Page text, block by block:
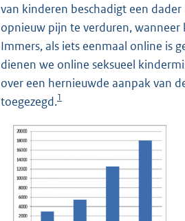
van kinderen beschadigt een
opnieuw pijn te verduren,
Immers, als iets eenmaal online is
dienen we online seksueel
over een hernieuwde aanpak van
toegezegd.1